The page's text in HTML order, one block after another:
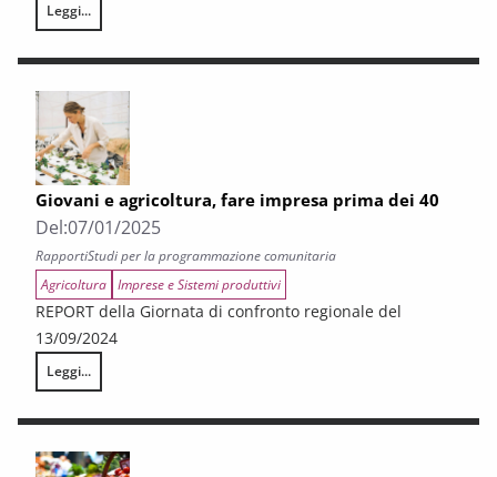
Leggi...
Indicatori di contesto della programmazione FEASR. Monitoraggio 2024
Giovani e agricoltura, fare impresa prima dei 40
Del:07/01/2025
RapportiStudi per la programmazione comunitaria
Agricoltura Imprese e Sistemi produttivi
REPORT della Giornata di confronto regionale del
13/09/2024
Leggi...
Giovani e agricoltura, fare impresa prima dei 40